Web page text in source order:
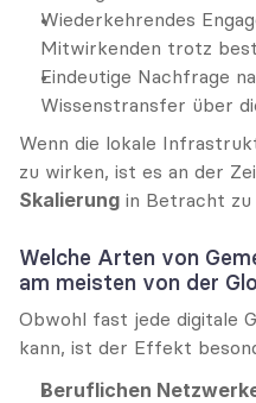
Wiederkehrendes
Mitwirkenden trotz
Eindeutige Nachfrage
Wissenstransfer über
Wenn die lokale
zu wirken, ist es an der
Skalierung in Betracht zu
Welche Arten von
am meisten von der
Obwohl fast jede digitale
kann, ist der Effekt
Beruflichen